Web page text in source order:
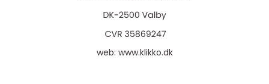
web: www.klikko.dk